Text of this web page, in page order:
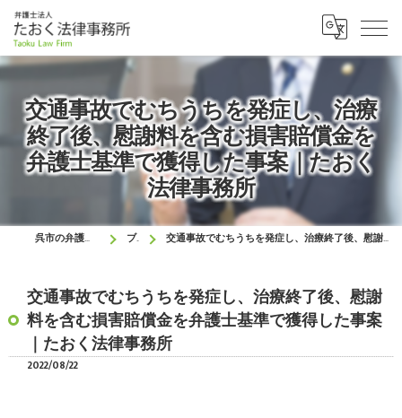
交通事故でむちうちを発症し、治療
終了後、慰謝料を含む損害賠償金を
弁護士基準で獲得した事案｜たおく
法律事務所
呉市の弁護士はたおく法律事務所 ブログ 交通事故でむちうちを発症し、治療終了後、慰謝料を含む損害賠償金を弁護士基準で獲得した事案｜たおく法律事務所
交通事故でむちうちを発症し、治療終了後、慰謝
料を含む損害賠償金を弁護士基準で獲得した事案
｜たおく法律事務所
2022/08/22